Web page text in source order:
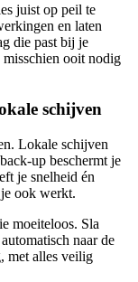
juist op peil te
en laten
die past bij je
ooit nodig
schijven
Lokale schijven
up beschermt je
je snelheid én
ook werkt.
moeiteloos. Sla
naar de
met alles veilig